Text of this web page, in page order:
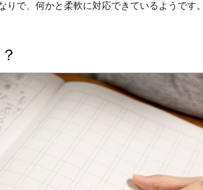
で、何かと柔軟に対応できているようです。